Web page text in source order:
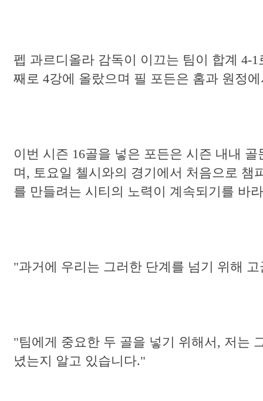
펩 과르디올라 감독이 이끄는 팀이 합계 4-
째로 4강에 올랐으며 필 포든은 홈과 원정
이번 시즌 16골을 넣은 포든은 시즌 내내
며, 토요일 첼시와의 경기에서 처음으로
를 만들려는 시티의 노력이 계속되기를 바
"과거에 우리는 그러한 단계를 넘기 위해
"팀에게 중요한 두 골을 넣기 위해서, 저는
녔는지 알고 있습니다."